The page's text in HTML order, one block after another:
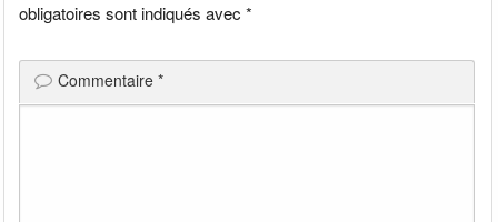
obligatoires sont indiqués avec*
Commentaire*